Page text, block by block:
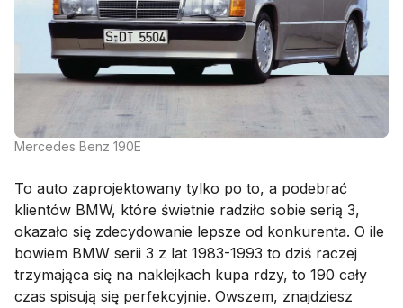
Mercedes Benz 190E
To auto zaprojektowany tylko po to, a podebrać
klientów BMW, które świetnie radziło sobie serią 3,
okazało się zdecydowanie lepsze od konkurenta. O ile
bowiem BMW serii 3 z lat 1983-1993 to dziś raczej
trzymająca się na naklejkach kupa rdzy, to 190 cały
czas spisują się perfekcyjnie. Owszem, znajdziesz